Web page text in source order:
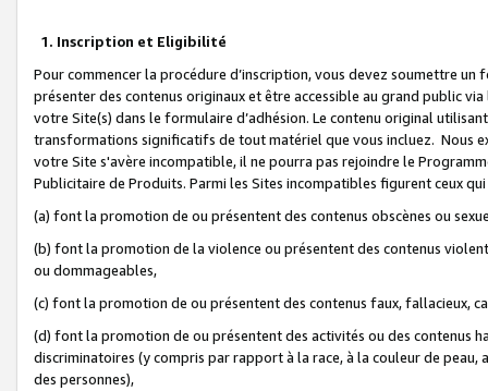
1. Inscription et Eligibilité
Pour commencer la procédure d’inscription, vous devez soumettre
présenter des contenus originaux et être accessible au grand public
votre Site(s) dans le formulaire d’adhésion. Le contenu original
transformations significatifs de tout matériel que vous incluez. Nous
votre Site s'avère incompatible, il ne pourra pas rejoindre le
Publicitaire de Produits. Parmi les Sites incompatibles figurent ceux
(a) font la promotion de ou présentent des contenus obscènes ou
(b) font la promotion de la violence ou présentent des contenus
ou dommageables,
(c) font la promotion de ou présentent des contenus faux, fallacieux,
(d) font la promotion de ou présentent des activités ou des contenus
discriminatoires (y compris par rapport à la race, à la couleur de
des personnes),